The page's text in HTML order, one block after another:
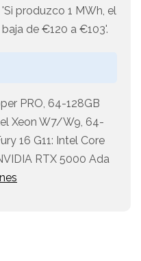
produzco 1 MWh, el
de €120 a €103'.
PRO, 64-128GB
Xeon W7/W9, 64-
16 G11: Intel Core
RTX 5000 Ada